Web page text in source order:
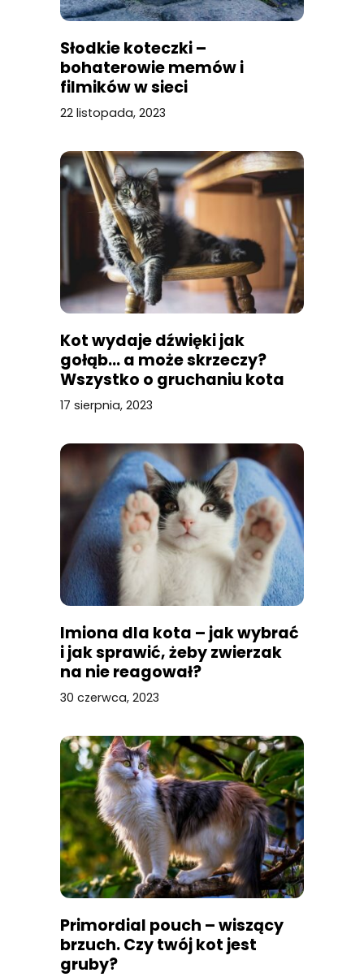
Słodkie koteczki –
bohaterowie memów i
filmików w sieci
22 listopada, 2023
Kot wydaje dźwięki jak
gołąb… a może skrzeczy?
Wszystko o gruchaniu kota
17 sierpnia, 2023
Imiona dla kota – jak wybrać
i jak sprawić, żeby zwierzak
na nie reagował?
30 czerwca, 2023
Primordial pouch – wiszący
brzuch. Czy twój kot jest
gruby?